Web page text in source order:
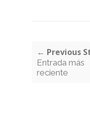
← Previous
Entrada más
reciente